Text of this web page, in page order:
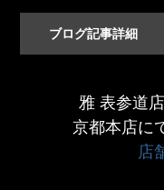
ブログ記事詳細
雅 表参道
京都本店に
店